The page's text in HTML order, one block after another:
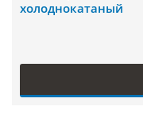
холоднокатаный